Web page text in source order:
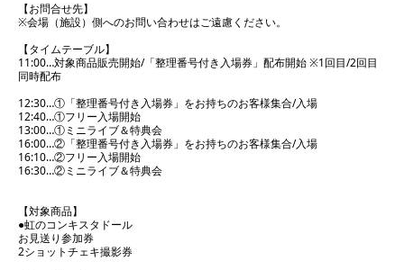
【お問合せ先】
※会場（施設）側へのお問い合わせはご遠慮ください。
【タイムテーブル】
11:00…対象商品販売開始/「整理番号付き入場券」配布開始 ※1回目/2回目
同時配布
12:30…①「整理番号付き入場券」をお持ちのお客様集合/入場
12:40…①フリー入場開始
13:00…①ミニライブ＆特典会
16:00…②「整理番号付き入場券」をお持ちのお客様集合/入場
16:10…②フリー入場開始
16:30…②ミニライブ＆特典会
【対象商品】
●虹のコンキスタドール
お見送り参加券
2ショットチェキ撮影券